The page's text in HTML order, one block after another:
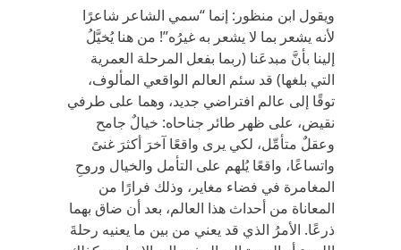
ويقول ابن منظور: إنما “سمي الشاعر شاعرًا
لأنه يشعر بما لا يشعر به غيرُه”! من هنا يُخيَّلُ
إلينا بأنَّ مبدعَنا (ربما بفعل المرحلة العمرية
التي بلغها) قد سئم العالم الواقعي المألوف،
توقًا إلى عالم افتراضي جديد، وهما على طرفي
نقيض، على ظهر طائر جناحاه: خيالٌ جامح
وعقلٌ متأمِّل، لكي يرى واقعًا آخرَ أكثرَ غنىً
واتساعًا، واقعًا يُلهم على التأمل والخيال وروحِ
المغامرة في فضاء مغاير، وذلك فرارًا من
المعاناة من أحداث هذا العالم، بعد أن ضاق بهما
ذرعًا. الأمرُ الذي قد يعني من بين ما يعنيه رحلةَ